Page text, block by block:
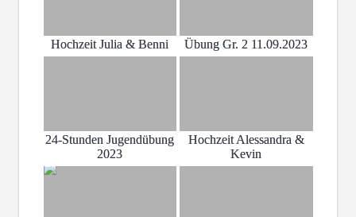
Hochzeit Julia & Benni Übung Gr. 2 11.09.2023
24-Stunden Jugendübung
2023
Hochzeit Alessandra &
Kevin